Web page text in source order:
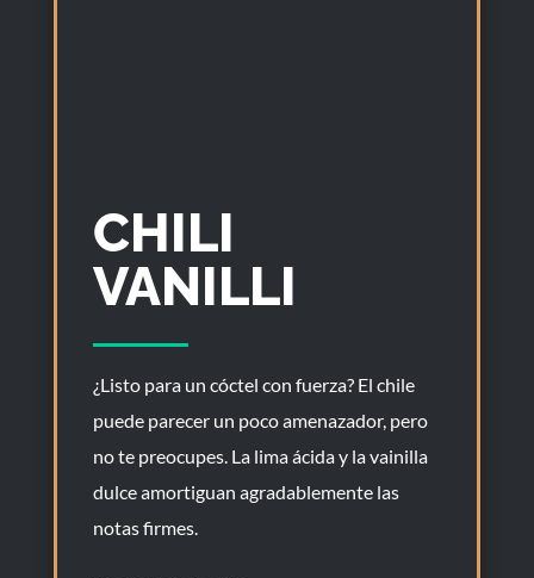
CHILI
VANILLI
¿Listo para un cóctel con fuerza? El chile
puede parecer un poco amenazador, pero
no te preocupes. La lima ácida y la vainilla
dulce amortiguan agradablemente las
notas firmes.